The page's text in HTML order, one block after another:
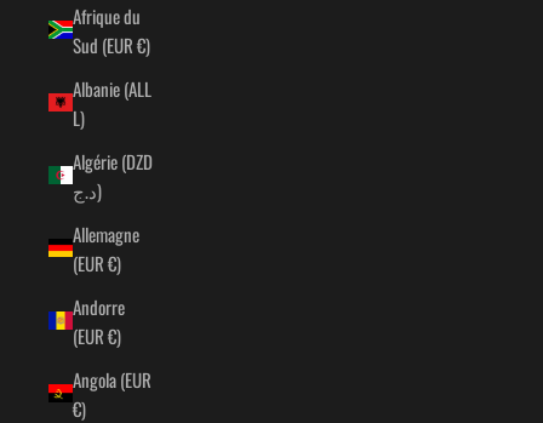
Afrique du
Sud (EUR €)
Albanie (ALL
L)
Algérie (DZD
د.ج)
Allemagne
(EUR €)
Andorre
(EUR €)
Angola (EUR
€)